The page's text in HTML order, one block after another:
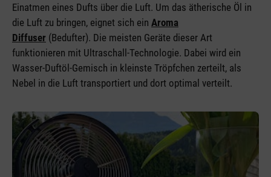
Einatmen eines Dufts über die Luft. Um das ätherische Öl in
die Luft zu bringen, eignet sich ein Aroma
Diffuser (Bedufter). Die meisten Geräte dieser Art
funktionieren mit Ultraschall-Technologie. Dabei wird ein
Wasser-Duftöl-Gemisch in kleinste Tröpfchen zerteilt, als
Nebel in die Luft transportiert und dort optimal verteilt.